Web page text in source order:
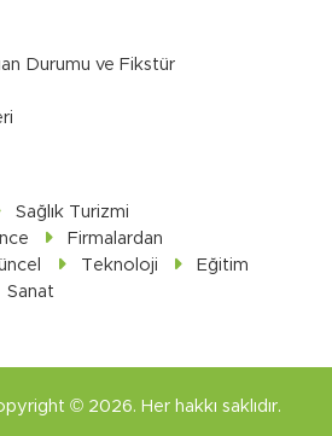
Durumu ve Fikstür
Sağlık Turizmi
Firmalardan
Teknoloji
Eğitim
Sanat
© 2026. Her hakkı saklıdır.